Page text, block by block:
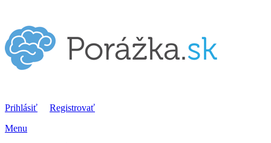
Prihlásiť
Registrovať
Menu